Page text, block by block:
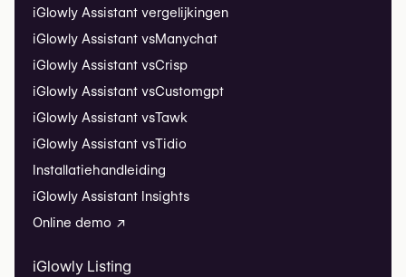
iGlowly Assistant vergelijkingen
iGlowly Assistant vsManychat
iGlowly Assistant vsCrisp
iGlowly Assistant vsCustomgpt
iGlowly Assistant vsTawk
iGlowly Assistant vsTidio
Installatiehandleiding
iGlowly Assistant Insights
Online demo ↗
iGlowly Listing